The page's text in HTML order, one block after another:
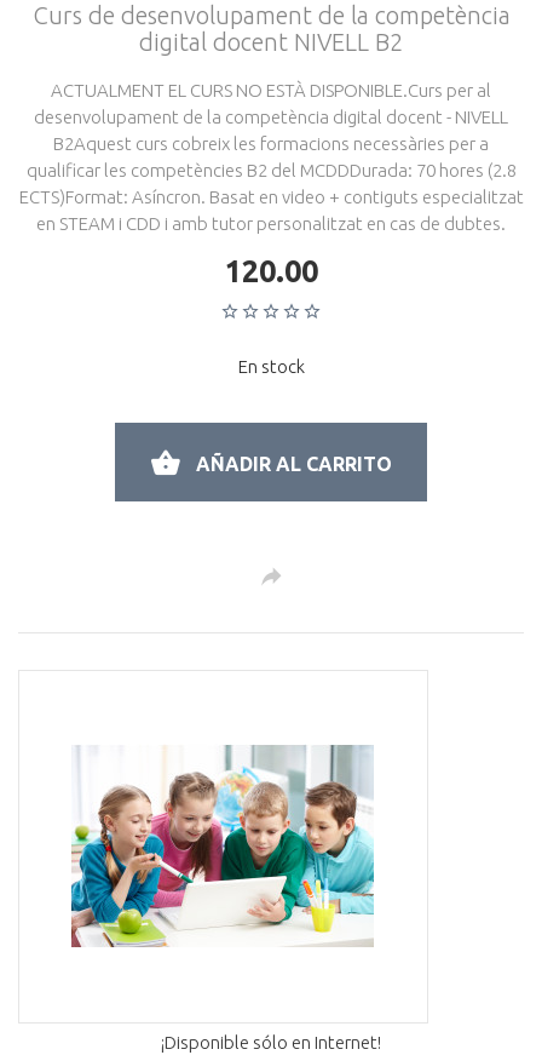
Curs de desenvolupament de la competència
digital docent NIVELL B2
ACTUALMENT EL CURS NO ESTÀ DISPONIBLE.Curs per al
desenvolupament de la competència digital docent - NIVELL
B2Aquest curs cobreix les formacions necessàries per a
qualificar les competències B2 del MCDDDurada: 70 hores (2.8
ECTS)Format: Asíncron. Basat en video + contiguts especialitzat
en STEAM i CDD i amb tutor personalitzat en cas de dubtes.
120.00
En stock
AÑADIR AL CARRITO
¡Disponible sólo en Internet!